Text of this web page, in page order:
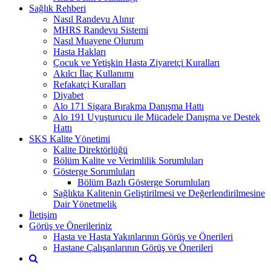
Sağlık Rehberi
Nasıl Randevu Alınır
MHRS Randevu Sistemi
Nasıl Muayene Olurum
Hasta Hakları
Çocuk ve Yetişkin Hasta Ziyaretçi Kuralları
Akılcı İlaç Kullanımı
Refakatçi Kuralları
Diyabet
Alo 171 Sigara Bırakma Danışma Hattı
Alo 191 Uyuşturucu ile Mücadele Danışma ve Destek
Hattı
SKS Kalite Yönetimi
Kalite Direktörlüğü
Bölüm Kalite ve Verimlilik Sorumluları
Gösterge Sorumluları
Bölüm Bazlı Gösterge Sorumluları
Sağlıkta Kalitenin Geliştirilmesi ve Değerlendirilmesine
Dair Yönetmelik
İletişim
Görüş ve Önerileriniz
Hasta ve Hasta Yakınlarının Görüş ve Önerileri
Hastane Çalışanlarının Görüş ve Önerileri